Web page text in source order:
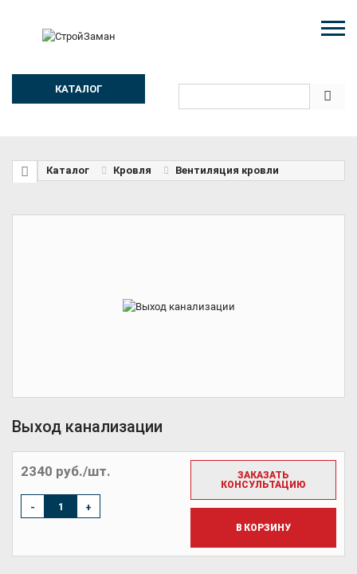
КАТАЛОГ
Каталог Кровля Вентиляция кровли
Выход канализации
2340 руб./шт.
- +
ЗАКАЗАТЬ
КОНСУЛЬТАЦИЮ
В КОРЗИНУ